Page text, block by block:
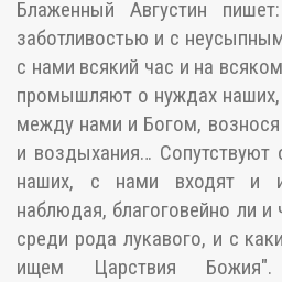
Блаженный Августин
заботливостью и с
с нами всякий час и на
промышляют о нуждах
между нами и Богом,
и воздыхания… Сопутствуют
наших, с нами входят и
наблюдая, благоговейно ли
среди рода лукавого, и с
ищем Царствия